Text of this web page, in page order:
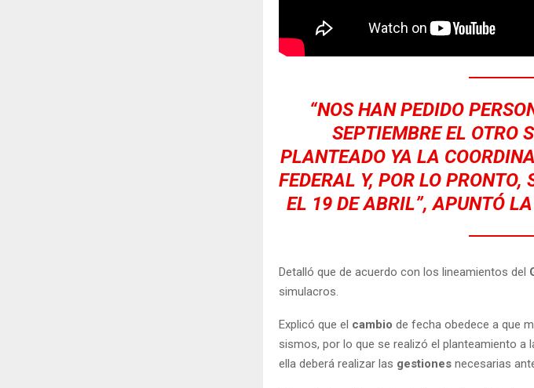
“NOS HAN PEDIDO
SEPTIEMBRE EL OTRO
PLANTEADO YA LA
FEDERAL Y, POR LO
EL 19 DE ABRIL”, APUNTÓ
Detalló que de acuerdo con los lineamientos del
simulacros.
Explicó que el cambio de fecha obedece a que
sismos, por lo que se realizó el planteamiento a
ella deberá realizar las gestiones necesarias